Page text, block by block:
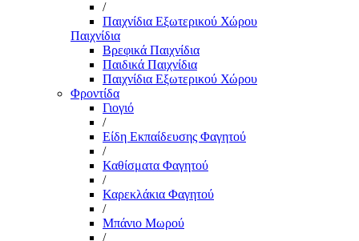
/
Παιχνίδια Εξωτερικού Χώρου
Παιχνίδια
Βρεφικά Παιχνίδια
Παιδικά Παιχνίδια
Παιχνίδια Εξωτερικού Χώρου
Φροντίδα
Γιογιό
/
Είδη Εκπαίδευσης Φαγητού
/
Καθίσματα Φαγητού
/
Καρεκλάκια Φαγητού
/
Μπάνιο Μωρού
/